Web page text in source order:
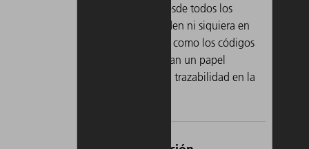
leer con facilidad desde todos los
ángulos y no se oxiden ni siquiera en
entornos corrosivos, como los códigos
UDI, que desempeñan un papel
fundamental para la trazabilidad en la